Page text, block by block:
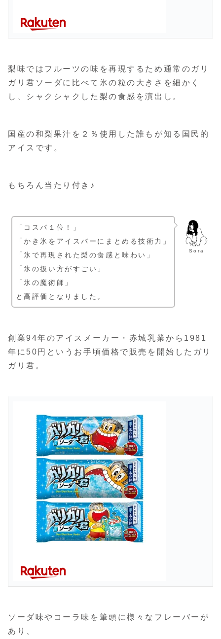
梨味ではフルーツの味を再現するため通常のガリ
ガリ君ソーダに比べて氷の粒の大きさを細かく
し、シャクシャクした梨の食感を演出し。
国産の和梨果汁を２％使用した誰もが知る国民的
アイスです。
もちろん当たり付き♪
Sora
「コスパ１位！」
「かき氷をアイスバーにまとめる技術力」
「氷で再現された梨の食感と味わい」
「氷の扱い方がすごい」
「氷の魔術師」
と高評価となりました。
創業94年のアイスメーカー・赤城乳業から1981
年に50円というお手頃価格で販売を開始したガリ
ガリ君。
ソーダ味やコーラ味を筆頭に様々なフレーバーが
あり、